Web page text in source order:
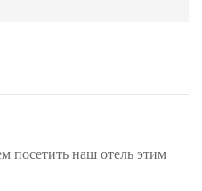
посетить наш отель этим